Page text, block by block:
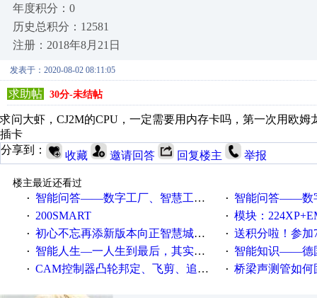
年度积分：0
历史总积分：12581
注册：2018年8月21日
发表于：2020-08-02 08:11:05
求助帖 30分-未结帖
求问大虾，CJ2M的CPU，一定需要用内存卡吗，第一次用欧
插卡
分享到：
收藏 邀请回答 回复楼主 举报
楼主最近还看过
·
智能问答——数字工厂、智慧工厂和智能制造三者的区别是什么？ · 智能问答——数字化工厂与
· 200SMART · 模块：
· 初心不忘再添新版本向正智慧城市云展厅3.0版亮相 · 送积分啦！参加7月6日
· 智能人生—一人生到最后，其实拼的都是人品 · 智能知识——德国工业崛起
· CAM控制器凸轮邦定、飞剪、追剪等C功能块 · 桥梁声测管如何固